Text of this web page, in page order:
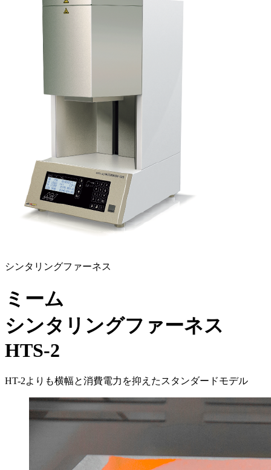
シンタリングファーネス
ミーム
シンタリングファーネス
HTS-2
HT-2よりも横幅と消費電力を抑えたスタンダードモデル